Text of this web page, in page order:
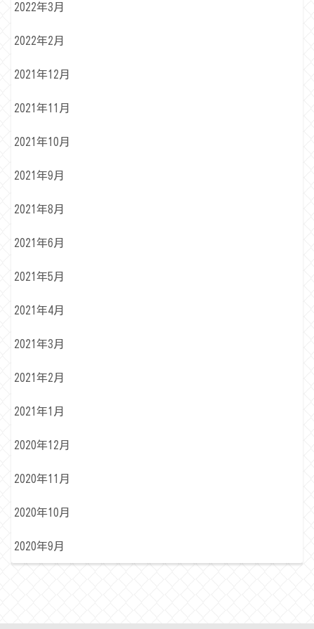
2022年3月
2022年2月
2021年12月
2021年11月
2021年10月
2021年9月
2021年8月
2021年6月
2021年5月
2021年4月
2021年3月
2021年2月
2021年1月
2020年12月
2020年11月
2020年10月
2020年9月